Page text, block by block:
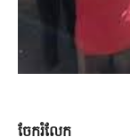
ចែករំលែក